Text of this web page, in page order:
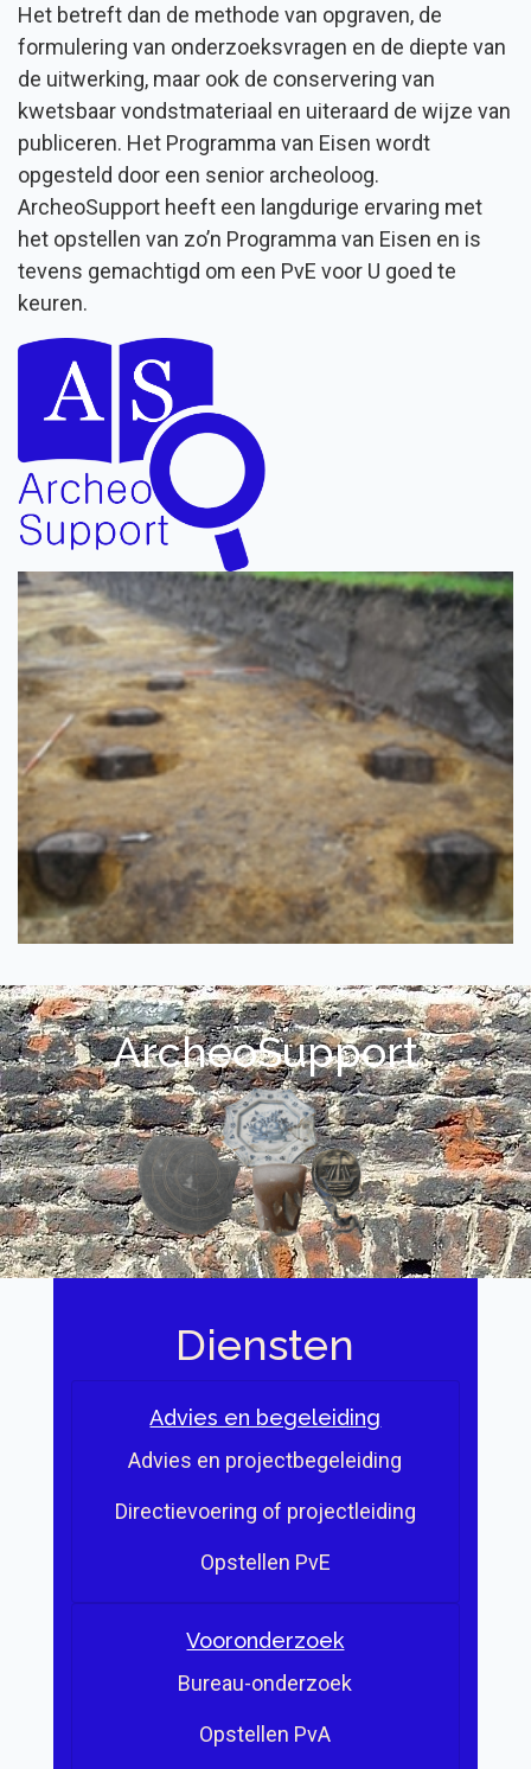
Het betreft dan de methode van opgraven, de
formulering van onderzoeksvragen en de diepte van
de uitwerking, maar ook de conservering van
kwetsbaar vondstmateriaal en uiteraard de wijze van
publiceren. Het Programma van Eisen wordt
opgesteld door een senior archeoloog.
ArcheoSupport heeft een langdurige ervaring met
het opstellen van zo’n Programma van Eisen en is
tevens gemachtigd om een PvE voor U goed te
keuren.
ArcheoSupport
Diensten
Advies en begeleiding
Advies en projectbegeleiding
Directievoering of projectleiding
Opstellen PvE
Vooronderzoek
Bureau-onderzoek
Opstellen PvA